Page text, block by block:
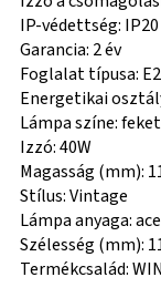
IP-védettség: IP20
Garancia: 2 év
Foglalat típusa:
Energetikai
Lámpa színe:
Izzó: 40W
Magasság (mm):
Stílus: Vintage
Lámpa anyaga:
Szélesség (mm):
Termékcsalád: